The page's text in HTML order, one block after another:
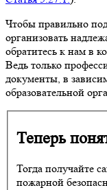
Чтобы правильно
организовать
обратитесь к нам в
Ведь только
документы, в
образовательной
Теперь
Тогда получайте
пожарной